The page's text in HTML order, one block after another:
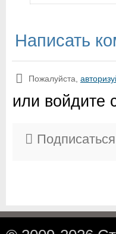
Написать
Пожалуйста,
или войдите
Подписаться